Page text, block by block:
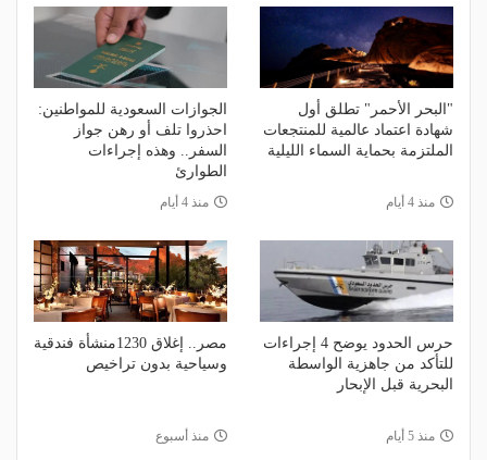
"البحر الأحمر" تطلق أول
شهادة اعتماد عالمية للمنتجعات
الملتزمة بحماية السماء الليلية
منذ 4 أيام
الجوازات السعودية للمواطنين:
احذروا تلف أو رهن جواز
السفر.. وهذه إجراءات
الطوارئ
منذ 4 أيام
حرس الحدود يوضح 4 إجراءات
للتأكد من جاهزية الواسطة
البحرية قبل الإبحار
منذ 5 أيام
مصر.. إغلاق 1230منشأة فندقية
وسياحية بدون تراخيص
منذ أسبوع